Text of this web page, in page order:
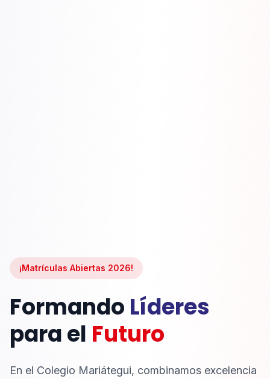
¡Matrículas Abiertas 2026!
Formando Líderes
para el Futuro
En el Colegio Mariátegui, combinamos excelencia